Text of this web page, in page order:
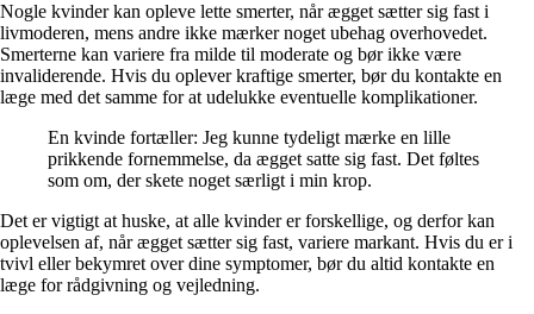
Nogle kvinder kan opleve lette smerter, når ægget sætter sig fast i
livmoderen, mens andre ikke mærker noget ubehag overhovedet.
Smerterne kan variere fra milde til moderate og bør ikke være
invaliderende. Hvis du oplever kraftige smerter, bør du kontakte en
læge med det samme for at udelukke eventuelle komplikationer.
En kvinde fortæller: Jeg kunne tydeligt mærke en lille
prikkende fornemmelse, da ægget satte sig fast. Det føltes
som om, der skete noget særligt i min krop.
Det er vigtigt at huske, at alle kvinder er forskellige, og derfor kan
oplevelsen af, når ægget sætter sig fast, variere markant. Hvis du er i
tvivl eller bekymret over dine symptomer, bør du altid kontakte en
læge for rådgivning og vejledning.